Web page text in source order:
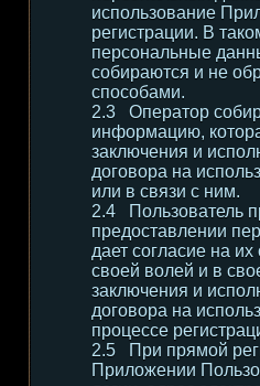
использование
регистрации. В
персональные
собираются и не
способами.
Оператор
информацию,
заключения и
договора на
или в связи с ним.
Пользователь
предоставлении
дает согласие на
своей волей и в
заключения и
договора на
процессе
При прямой
Приложении